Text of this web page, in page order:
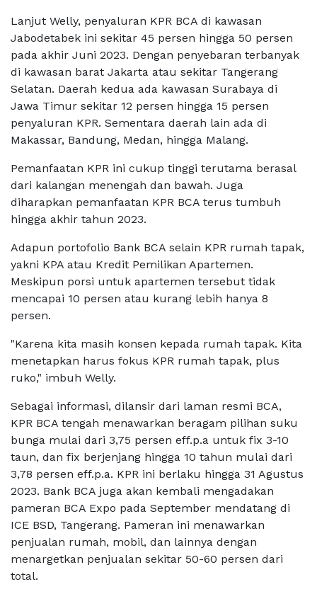
Lanjut Welly, penyaluran KPR BCA di kawasan
Jabodetabek ini sekitar 45 persen hingga 50 persen
pada akhir Juni 2023. Dengan penyebaran terbanyak
di kawasan barat Jakarta atau sekitar Tangerang
Selatan. Daerah kedua ada kawasan Surabaya di
Jawa Timur sekitar 12 persen hingga 15 persen
penyaluran KPR. Sementara daerah lain ada di
Makassar, Bandung, Medan, hingga Malang.
Pemanfaatan KPR ini cukup tinggi terutama berasal
dari kalangan menengah dan bawah. Juga
diharapkan pemanfaatan KPR BCA terus tumbuh
hingga akhir tahun 2023.
Adapun portofolio Bank BCA selain KPR rumah tapak,
yakni KPA atau Kredit Pemilikan Apartemen.
Meskipun porsi untuk apartemen tersebut tidak
mencapai 10 persen atau kurang lebih hanya 8
persen.
"Karena kita masih konsen kepada rumah tapak. Kita
menetapkan harus fokus KPR rumah tapak, plus
ruko," imbuh Welly.
Sebagai informasi, dilansir dari laman resmi BCA,
KPR BCA tengah menawarkan beragam pilihan suku
bunga mulai dari 3,75 persen eff.p.a untuk fix 3-10
taun, dan fix berjenjang hingga 10 tahun mulai dari
3,78 persen eff.p.a. KPR ini berlaku hingga 31 Agustus
2023. Bank BCA juga akan kembali mengadakan
pameran BCA Expo pada September mendatang di
ICE BSD, Tangerang. Pameran ini menawarkan
penjualan rumah, mobil, dan lainnya dengan
menargetkan penjualan sekitar 50-60 persen dari
total.